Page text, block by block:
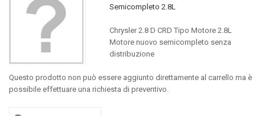
Semicompleto 2.8L
Chrysler 2.8 D CRD Tipo Motore 2.8L
Motore nuovo semicompleto senza
distribuzione
Questo prodotto non può essere aggiunto direttamente al carrello ma è
possibile effettuare una richiesta di preventivo.